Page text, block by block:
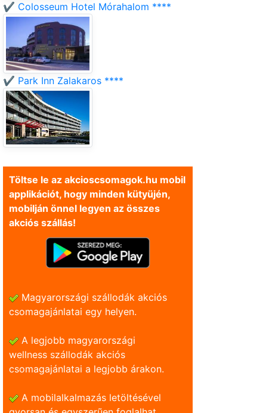
✔️ Colosseum Hotel Mórahalom ****
✔️ Park Inn Zalakaros ****
Töltse le az akcioscsomagok.hu mobil
applikációt, hogy minden kütyüjén,
mobilján önnel legyen az összes
akciós szállás!
Magyarországi szállodák akciós
csomagajánlatai egy helyen.
A legjobb magyarországi
wellness szállodák akciós
csomagajánlatai a legjobb árakon.
A mobilalkalmazás letöltésével